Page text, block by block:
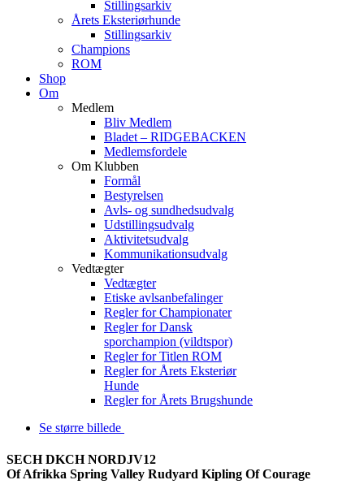
Stillingsarkiv
Årets Eksteriørhunde
Stillingsarkiv
Champions
ROM
Shop
Om
Medlem
Bliv Medlem
Bladet – RIDGEBACKEN
Medlemsfordele
Om Klubben
Formål
Bestyrelsen
Avls- og sundhedsudvalg
Udstillingsudvalg
Aktivitetsudvalg
Kommunikationsudvalg
Vedtægter
Vedtægter
Etiske avlsanbefalinger
Regler for Championater
Regler for Dansk
sporchampion (vildtspor)
Regler for Titlen ROM
Regler for Årets Eksteriør
Hunde
Regler for Årets Brugshunde
Se større billede
SECH DKCH NORDJV12
Of Afrikka Spring Valley Rudyard Kipling Of Courage